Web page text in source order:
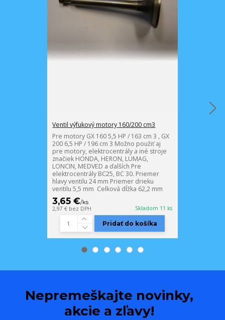
Ventil výfukový motory 160/200 cm3
Pre motory GX 160 5,5 HP / 163 cm 3 , GX
200 6,5 HP / 196 cm 3 Možno použiť aj
pre motory, elektrocentrály a iné stroje
značiek HONDA, HERON, LUMAG,
LONCIN, MEDVED a ďalších Pre
elektrocentrály BC25, BC 30. Priemer
hlavy ventilu 24 mm Priemer drieku
ventilu 5,5 mm Celková dĺžka 62,2 mm
3,65 €/ks
2,97 € bez DPH Skladom 11 ks
Pridať do košíka
Nepremeškajte novinky,
akcie a zľavy!